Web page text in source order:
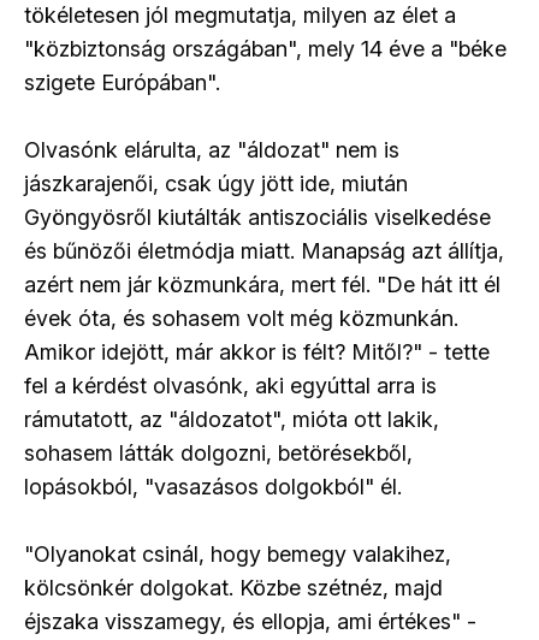
tökéletesen jól megmutatja, milyen az élet a
"közbiztonság országában", mely 14 éve a "béke
szigete Európában".
Olvasónk elárulta, az "áldozat" nem is
jászkarajenői, csak úgy jött ide, miután
Gyöngyösről kiutálták antiszociális viselkedése
és bűnözői életmódja miatt. Manapság azt állítja,
azért nem jár közmunkára, mert fél. "De hát itt él
évek óta, és sohasem volt még közmunkán.
Amikor idejött, már akkor is félt? Mitől?" - tette
fel a kérdést olvasónk, aki egyúttal arra is
rámutatott, az "áldozatot", mióta ott lakik,
sohasem látták dolgozni, betörésekből,
lopásokból, "vasazásos dolgokból" él.
"Olyanokat csinál, hogy bemegy valakihez,
kölcsönkér dolgokat. Közbe szétnéz, majd
éjszaka visszamegy, és ellopja, ami értékes" -